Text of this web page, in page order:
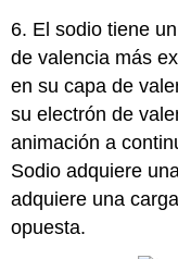
6. El sodio tiene
de valencia más
en su capa de
su electrón de
animación a
Sodio adquiere
adquiere una
opuesta.